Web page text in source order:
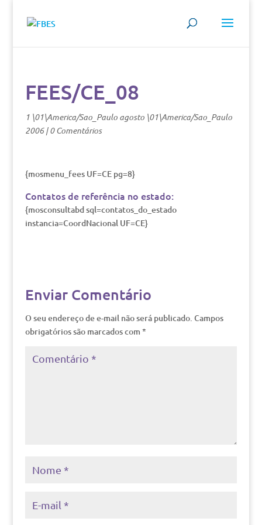
FEES/CE_08
1 \01\America/Sao_Paulo agosto \01\America/Sao_Paulo
2006|0 Comentários
{mosmenu_fees UF=CE pg=8}
Contatos de referência no estado:
{mosconsultabd sql=contatos_do_estado
instancia=CoordNacional UF=CE}
Enviar Comentário
O seu endereço de e-mail não será publicado. Campos
obrigatórios são marcados com *